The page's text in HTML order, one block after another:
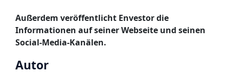
Außerdem veröffentlicht Envestor die
Informationen auf seiner Webseite und seinen
Social-Media-Kanälen.
Autor